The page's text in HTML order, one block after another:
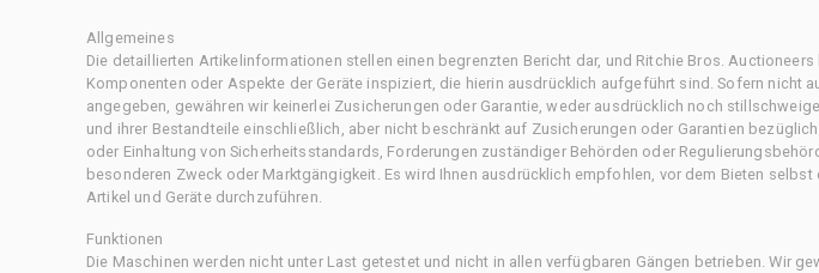
Allgemeines
Die detaillierten Artikelinformationen stellen einen begrenzten Bericht dar, und Ritchie Bros.
Komponenten oder Aspekte der Geräte inspiziert, die hierin ausdrücklich aufgeführt sind. Sofern nicht
angegeben, gewähren wir keinerlei Zusicherungen oder Garantie, weder ausdrücklich noch
und ihrer Bestandteile einschließlich, aber nicht beschränkt auf Zusicherungen oder Garantien
oder Einhaltung von Sicherheitsstandards, Forderungen zuständiger Behörden oder
besonderen Zweck oder Marktgängigkeit. Es wird Ihnen ausdrücklich empfohlen, vor dem Bieten selbst
Artikel und Geräte durchzuführen.
Funktionen
Die Maschinen werden nicht unter Last getestet und nicht in allen verfügbaren Gängen betrieben. Wir